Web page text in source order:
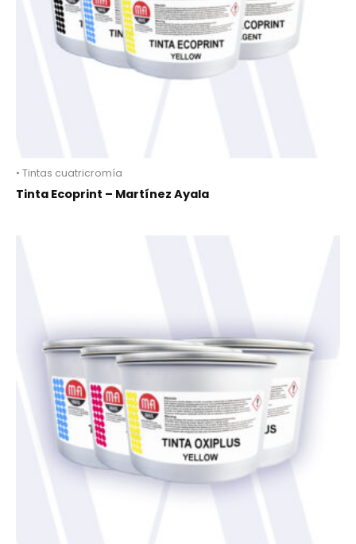
• Tintas cuatricromía
Tinta Ecoprint – Martínez Ayala